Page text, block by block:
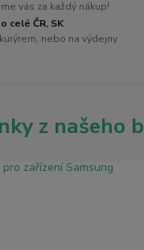
vás za každý nákup!
celé ČR, SK
nebo na výdejny
z našeho